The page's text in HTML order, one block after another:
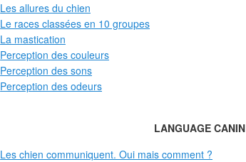
Les allures du chien
Le races classées en 10 groupes
La mastication
Perception des couleurs
Perception des sons
Perception des odeurs
LANGUAGE CANIN
Les chien communiquent. Oui mais comment ?